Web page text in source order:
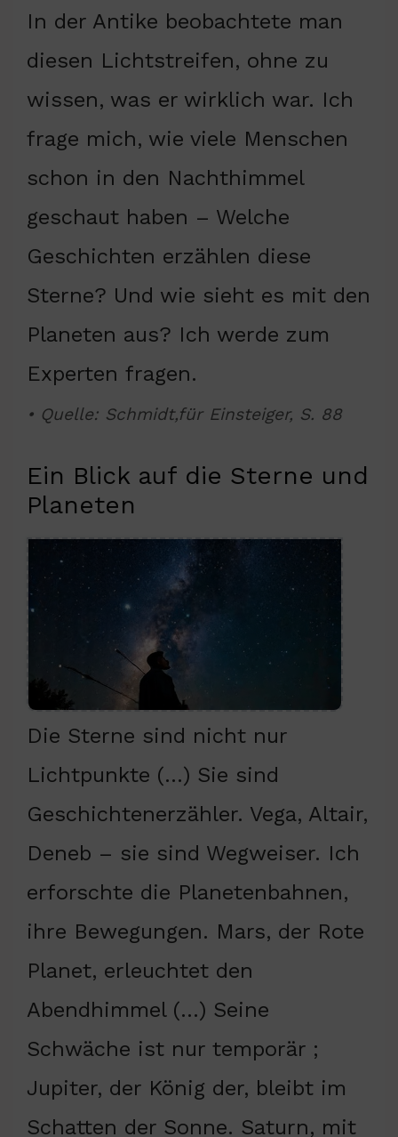
In der Antike beobachtete man
diesen Lichtstreifen, ohne zu
wissen, was er wirklich war. Ich
frage mich, wie viele Menschen
schon in den Nachthimmel
geschaut haben – Welche
Geschichten erzählen diese
Sterne? Und wie sieht es mit den
Planeten aus? Ich werde zum
Experten fragen.
• Quelle: Schmidt,für Einsteiger, S. 88
Ein Blick auf die Sterne und
Planeten
Die Sterne sind nicht nur
Lichtpunkte (…) Sie sind
Geschichtenerzähler. Vega, Altair,
Deneb – sie sind Wegweiser. Ich
erforschte die Planetenbahnen,
ihre Bewegungen. Mars, der Rote
Planet, erleuchtet den
Abendhimmel (…) Seine
Schwäche ist nur temporär ;
Jupiter, der König der, bleibt im
Schatten der Sonne. Saturn, mit